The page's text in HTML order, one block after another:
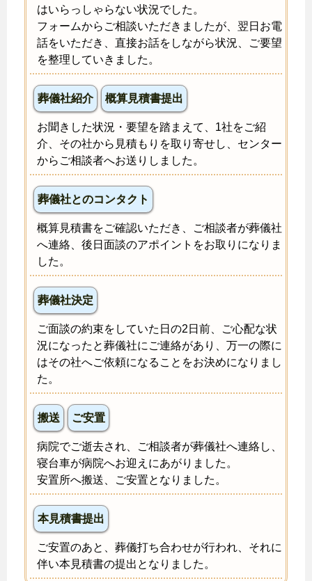
はいらっしゃらない状況でした。
フォームからご相談いただきましたが、翌日お電
話をいただき、直接お話をしながら状況、ご要望
を整理していきました。
葬儀社紹介 概算見積書提出
お聞きした状況・要望を踏まえて、1社をご紹
介、その社から見積もりを取り寄せし、センター
からご相談者へお送りしました。
葬儀社とのコンタクト
概算見積書をご確認いただき、ご相談者が葬儀社
へ連絡、後日面談のアポイントをお取りになりま
した。
葬儀社決定
ご面談の約束をしていた日の2日前、ご心配な状
況になったと葬儀社にご連絡があり、万一の際に
はその社へご依頼になることをお決めになりまし
た。
搬送 ご安置
病院でご逝去され、ご相談者が葬儀社へ連絡し、
寝台車が病院へお迎えにあがりました。
安置所へ搬送、ご安置となりました。
本見積書提出
ご安置のあと、葬儀打ち合わせが行われ、それに
伴い本見積書の提出となりました。